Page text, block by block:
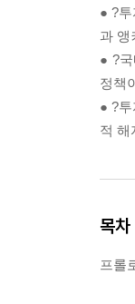
● ?
과 앵
● ?
정책
● ?
적 해
목차
프롤